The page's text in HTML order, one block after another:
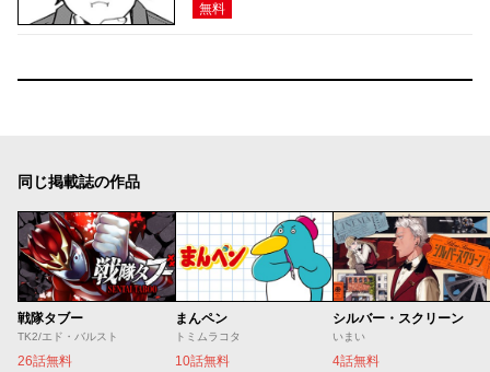
無料
同じ掲載誌の作品
戦隊タブー
TK2/エド・バルスト
26話無料
まんペン
トミムラコタ
10話無料
シルバー・スクリーン
いまい
4話無料